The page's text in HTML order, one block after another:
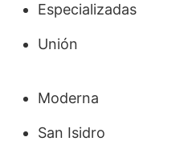
Especializadas
Unión
Moderna
San Isidro